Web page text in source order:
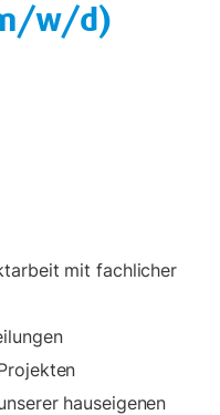
w/d)
mit fachlicher
hauseigenen